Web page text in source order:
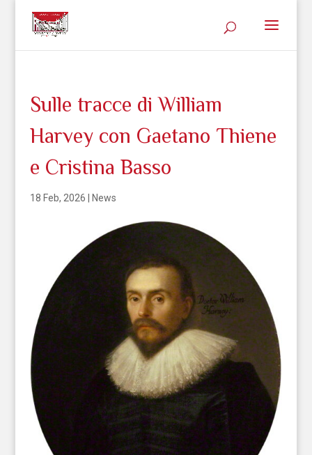
Sulle tracce di William
Harvey con Gaetano Thiene
e Cristina Basso
18 Feb, 2026 News